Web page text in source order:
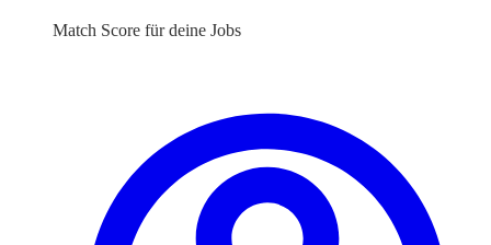
Match Score für deine Jobs